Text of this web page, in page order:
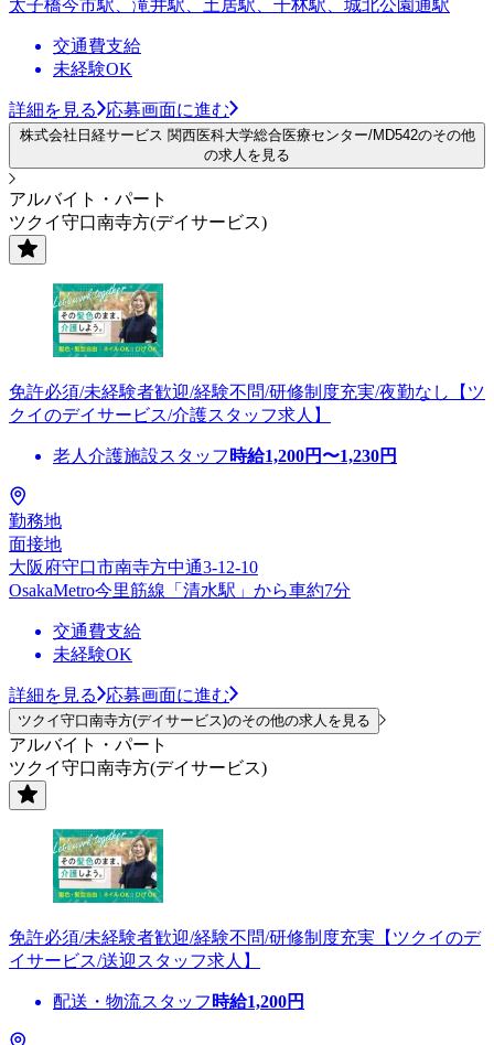
太子橋今市駅、滝井駅、土居駅、千林駅、城北公園通駅
交通費支給
未経験OK
詳細を見る 応募画面に進む
株式会社日経サービス 関西医科大学総合医療センター/MD542のその他
の求人を見る
アルバイト・パート
ツクイ守口南寺方(デイサービス)
免許必須/未経験者歓迎/経験不問/研修制度充実/夜勤なし【ツ
クイのデイサービス/介護スタッフ求人】
老人介護施設スタッフ 時給1,200円〜1,230円
勤務地
面接地
大阪府守口市南寺方中通3-12-10
OsakaMetro今里筋線「清水駅」から車約7分
交通費支給
未経験OK
詳細を見る 応募画面に進む
ツクイ守口南寺方(デイサービス)のその他の求人を見る
アルバイト・パート
ツクイ守口南寺方(デイサービス)
免許必須/未経験者歓迎/経験不問/研修制度充実【ツクイのデ
イサービス/送迎スタッフ求人】
配送・物流スタッフ 時給1,200円